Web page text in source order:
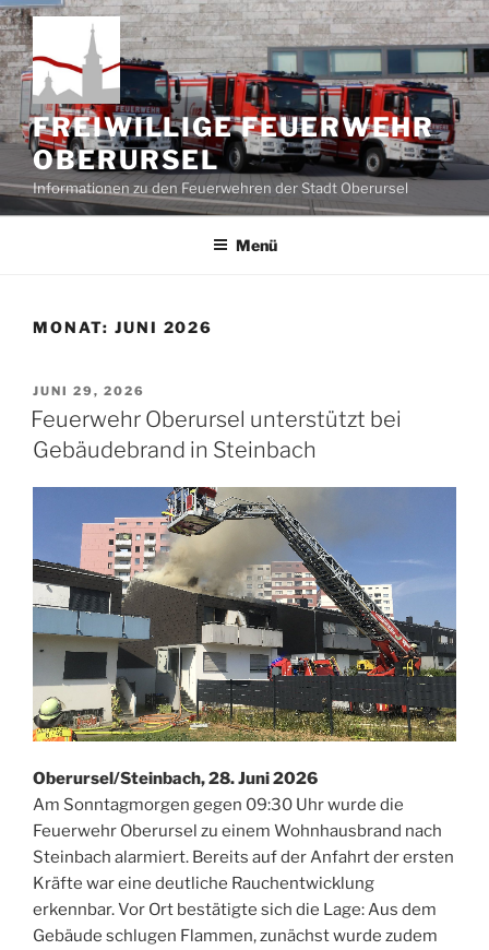
Zum
Inhalt
springen
FREIWILLIGE FEUERWEHR
OBERURSEL
Informationen zu den Feuerwehren der Stadt Oberursel
Menü
MONAT: JUNI 2026
VERÖFFENTLICHT
AM
JUNI 29, 2026
Feuerwehr Oberursel unterstützt bei
Gebäudebrand in Steinbach
Oberursel/Steinbach, 28. Juni 2026
Am Sonntagmorgen gegen 09:30 Uhr wurde die
Feuerwehr Oberursel zu einem Wohnhausbrand nach
Steinbach alarmiert. Bereits auf der Anfahrt der ersten
Kräfte war eine deutliche Rauchentwicklung
erkennbar. Vor Ort bestätigte sich die Lage: Aus dem
Gebäude schlugen Flammen, zunächst wurde zudem